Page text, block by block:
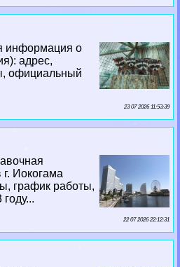
информация о
адрес,
официальный
23 07 2026 11:53:39
Иокогама
график работы,
22 07 2026 22:12:31